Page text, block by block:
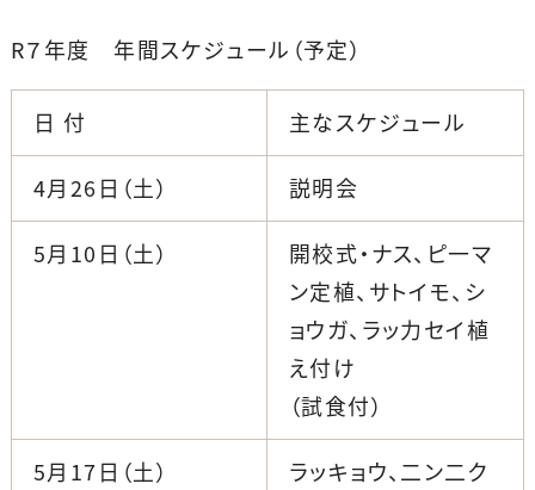
R７年度 年間スケジュール（予定）
日 付 主なスケジュール
4月26日（土） 説明会
5月10日（土）
開校式・ナス、ピ一マ
ン定植、サトイモ、シ
ョウガ、ラッ力セイ植
え付け
（試食付）
5月17日（土）
ラッキョウ、二ン二ク